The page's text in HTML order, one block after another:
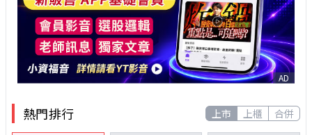
AD
熱門排行 上市 上櫃 合併